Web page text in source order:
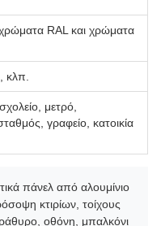
RAL και χρώματα
κλπ.
μετρό,
γραφείο, κατοικία
πάνελ από αλουμίνιο
κτιρίων, τοίχους
οθόνη, μπαλκόνι